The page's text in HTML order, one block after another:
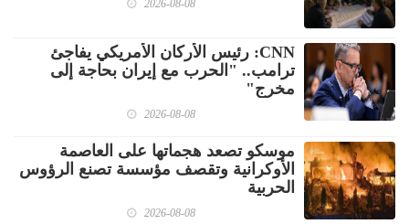
2026-08-08
CNN: رئيس الأركان الأمريكي يفاجئ
ترامب.. "الحرب مع إيران بحاجة إلى
مخرج"
2026-08-08
موسكو تصعد هجماتها على العاصمة
الأوكرانية وتقصف مؤسسة تصنع الرؤوس
الحربية
2026-08-08